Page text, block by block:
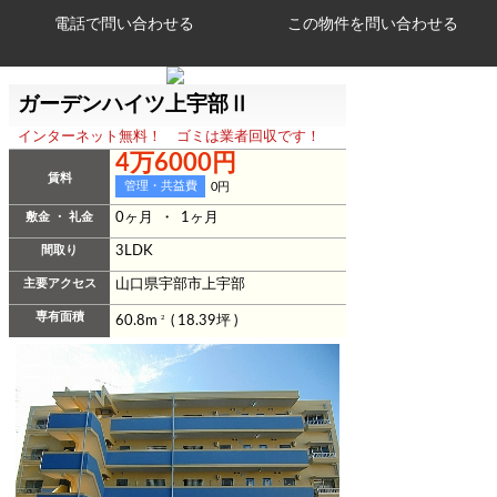
電話で問い合わせる
ガーデンハイツ上宇部Ⅱ
インターネット無料！ ゴミは業者回収です！
賃料
4万6000円
管理・共益費 0円
敷金 ・ 礼金 0ヶ月 ・ 1ヶ月
間取り 3LDK
主要アクセス 山口県宇部市上宇部
専有面積 60.8m2 ( 18.39坪 )